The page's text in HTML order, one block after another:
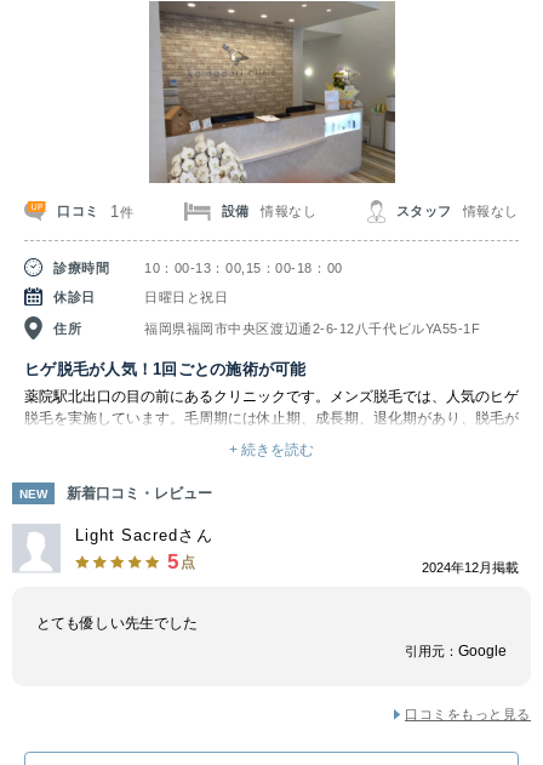
口コミ 1 件 設備 情報なし スタッフ 情報なし
診療時間
10：00-13：00,15：00-18：00
休診日
日曜日と祝日
住所 福岡県福岡市中央区渡辺通2-6-12八千代ビルYA55-1F
ヒゲ脱毛が人気！1回ごとの施術が可能
薬院駅北出口の目の前にあるクリニックです。メンズ脱毛では、人気のヒゲ
脱毛を実施しています。毛周期には休止期、成長期、退化期があり、脱毛が
できる成長期にある毛に働きかけることで脱毛効果を促進します。すべて脱
毛完了するには複数回施術を受ける必要がありますが、その分しっかりと美
しい仕上がりになるのが特徴です。「メンズ脱毛が初めてで不安…」、「自
分に合った施術方法が分からない」という方も、まずは一度試してみましょ
う。丁寧なカウンセリングを行っているため、一人ひとりに合わせた施術が
実現します。
ヒゲ脱毛は、「ほほ・もみあげ・鼻下・あご・あご下・全部」といったメニ
望の仕上がりに応じてプランを組めるのがメリットです。また1回ごとの都
ングでは、施術メニューや効果について丁寧に説明してもらえます。どのよ
+ 続きを読む
NEW 新着口コミ・レビュー
Light Sacredさん
5 点 2024年12月掲載
とても優しい先生でした
引用元： Google
口コミをもっと見る